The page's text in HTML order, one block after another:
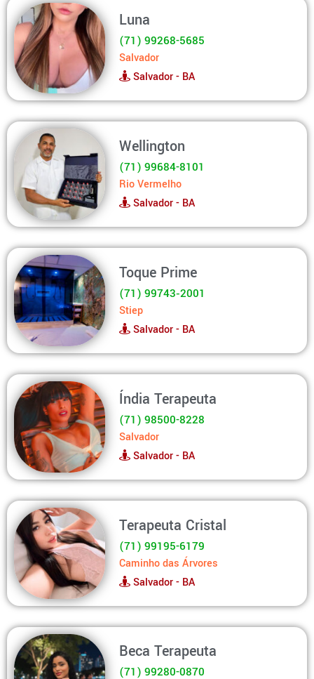
Luna
(71) 99268-5685
Salvador
Salvador - BA
Wellington
(71) 99684-8101
Rio Vermelho
Salvador - BA
Toque Prime
(71) 99743‑2001
Stiep
Salvador - BA
Índia Terapeuta
(71) 98500-8228
Salvador
Salvador - BA
Terapeuta Cristal
(71) 99195-6179
Caminho das Árvores
Salvador - BA
Beca Terapeuta
(71) 99280-0870